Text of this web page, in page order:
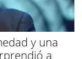
y una
a